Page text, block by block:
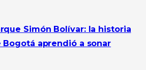
Simón Bolívar: la historia
aprendió a sonar